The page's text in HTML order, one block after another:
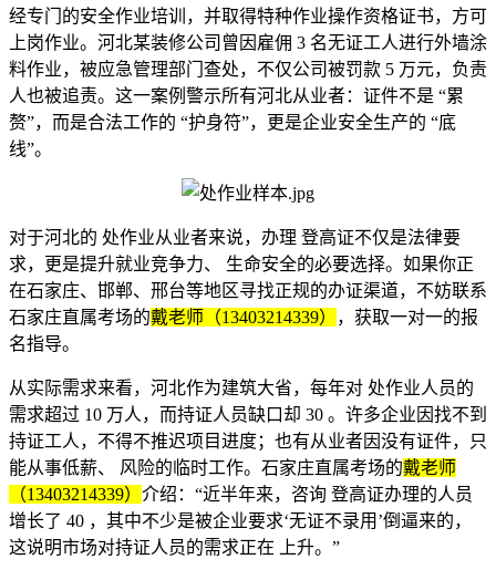
经专门的安全作业培训，并取得特种作业操作资格证书，方可
上岗作业。河北某装修公司曾因雇佣 3 名无证工人进行外墙涂
料作业，被应急管理部门查处，不仅公司被罚款 5 万元，负责
人也被追责。这一案例警示所有河北从业者：证件不是 “累
赘”，而是合法工作的 “护身符”，更是企业安全生产的 “底
线”。
对于河北的 处作业从业者来说，办理 登高证不仅是法律要
求，更是提升就业竞争力、 生命安全的必要选择。如果你正
在石家庄、邯郸、邢台等地区寻找正规的办证渠道，不妨联系
石家庄直属考场的戴老师（13403214339）
，获取一对一的报
名指导。
从实际需求来看，河北作为建筑大省，每年对 处作业人员的
需求超过 10 万人，而持证人员缺口却 30 。许多企业因找不到
持证工人，不得不推迟项目进度；也有从业者因没有证件，只
能从事低薪、 风险的临时工作。石家庄直属考场的戴老师
（13403214339） 介绍：“近半年来，咨询 登高证办理的人员
增长了 40 ，其中不少是被企业要求‘无证不录用’倒逼来的，
这说明市场对持证人员的需求正在 上升。”